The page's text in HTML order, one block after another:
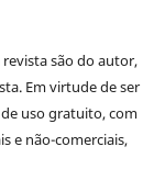
são do autor,
Em virtude de ser
uso gratuito, com
e não-comerciais,